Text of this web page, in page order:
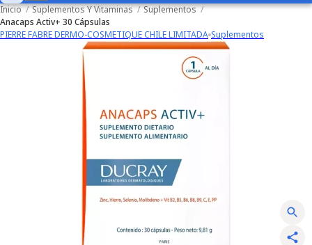
Inicio / Suplementos Y Vitaminas / Suplementos /
Anacaps Activ+ 30 Cápsulas
PIERRE FABRE DERMO-COSMETIQUE CHILE LIMITADA Suplementos